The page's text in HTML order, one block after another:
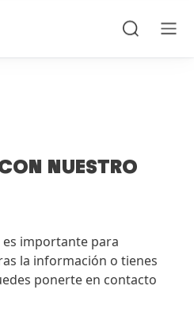
NUESTRO
importante para
la información o tienes
ponerte en contacto